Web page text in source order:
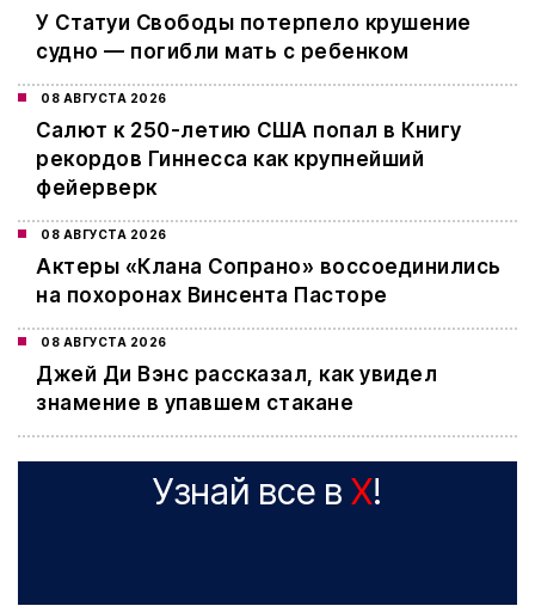
У Статуи Свободы потерпело крушение
судно — погибли мать с ребенком
08 АВГУСТА 2026
Салют к 250-летию США попал в Книгу
рекордов Гиннесса как крупнейший
фейерверк
08 АВГУСТА 2026
Актеры «Клана Сопрано» воссоединились
на похоронах Винсента Пасторе
08 АВГУСТА 2026
Джей Ди Вэнс рассказал, как увидел
знамение в упавшем стакане
Узнай все в X!